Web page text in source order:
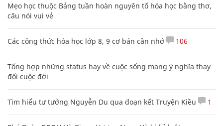
Mẹo học thuộc Bảng tuần hoàn nguyên tố hóa học bằng thơ,
câu nói vui vẻ
Các công thức hóa học lớp 8, 9 cơ bản cần nhớ 106
Tổng hợp những status hay về cuộc sống mang ý nghĩa thay
đổi cuộc đời
Tìm hiểu tư tưởng Nguyễn Du qua đoạn kết Truyện Kiều 1